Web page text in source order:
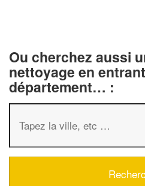
Ou cherchez aussi
nettoyage en
département… :